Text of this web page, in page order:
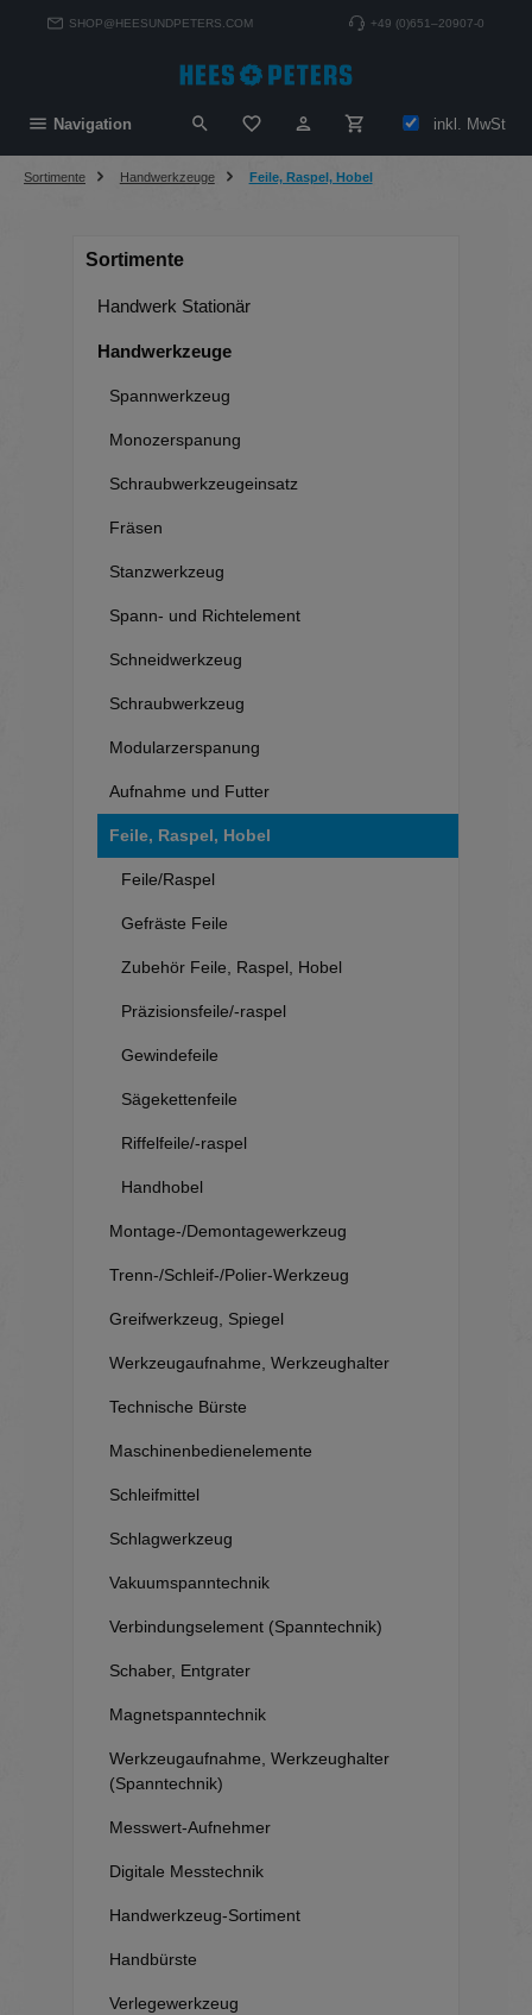
springenSHOP@HEESUNDPETERS.COM +49 (0)651–20907-0
Navigation Du hast 0 Produkte auf deminkl. MwSt
Sortimente Handwerkzeuge Feile, Raspel, Hobel
Sortimente
Handwerk Stationär
Handwerkzeuge
Spannwerkzeug
Monozerspanung
Schraubwerkzeugeinsatz
Fräsen
Stanzwerkzeug
Spann- und Richtelement
Schneidwerkzeug
Schraubwerkzeug
Modularzerspanung
Aufnahme und Futter
Feile, Raspel, Hobel
Feile/Raspel
Gefräste Feile
Zubehör Feile, Raspel, Hobel
Präzisionsfeile/-raspel
Gewindefeile
Sägekettenfeile
Riffelfeile/-raspel
Handhobel
Montage-/Demontagewerkzeug
Trenn-/Schleif-/Polier-Werkzeug
Greifwerkzeug, Spiegel
Werkzeugaufnahme, Werkzeughalter
Technische Bürste
Maschinenbedienelemente
Schleifmittel
Schlagwerkzeug
Vakuumspanntechnik
Verbindungselement (Spanntechnik)
Schaber, Entgrater
Magnetspanntechnik
Werkzeugaufnahme, Werkzeughalter
(Spanntechnik)
Messwert-Aufnehmer
Digitale Messtechnik
Handwerkzeug-Sortiment
Handbürste
Verlegewerkzeug